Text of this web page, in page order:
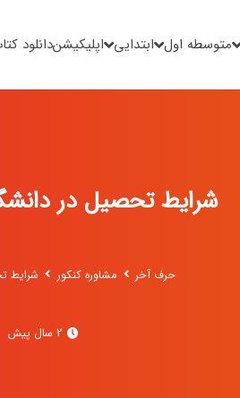
متوسطه اول ابتدایی اپلیکیشندانلود
شرایط تحصیل در
حرف آخر مشاوره کنکور شرایط
2 سال پیش